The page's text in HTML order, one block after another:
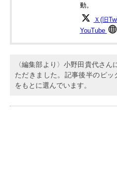
動。
Ｘ(旧
YouTube
〈編集部より〉小野田貴代さ
ただきました。記事後半のピ
をもとに選んでいます。